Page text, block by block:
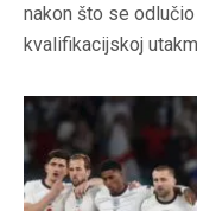
nakon što se
kvalifikacijskoj